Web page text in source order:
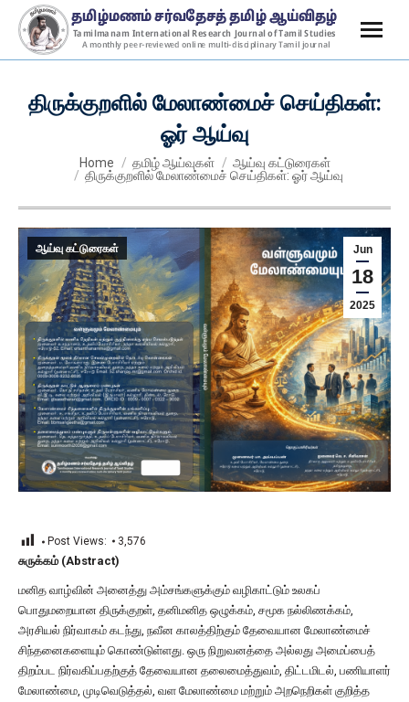
திருக்குறளில் மேலாண்மைச் செய்திகள்:
ஓர் ஆய்வு
You are here:Home தமிழ் ஆய்வுகள்
ஆய்வு கட்டுரைகள்
திருக்குறளில் மேலாண்மைச் செய்திகள்: ஓர் ஆய்வு
Jun
18
2025
ஆய்வு கட்டுரைகள்
Post Views: 3,576
சுருக்கம் (Abstract)
மனித வாழ்வின் அனைத்து அம்சங்களுக்கும் வழிகாட்டும் உலகப்
பொதுமறையான திருக்குறள், தனிமனித ஒழுக்கம், சமூக நல்லிணக்கம்,
அரசியல் நிர்வாகம் கடந்து, நவீன காலத்திற்கும் தேவையான மேலாண்மைச்
சிந்தனைகளையும் கொண்டுள்ளது. ஒரு நிறுவனத்தை அல்லது அமைப்பைத்
திறம்பட நிர்வகிப்பதற்குத் தேவையான தலைமைத்துவம், திட்டமிடல், பணியாளர்
மேலாண்மை, முடிவெடுத்தல், வள மேலாண்மை மற்றும் அறநெறிகள் குறித்த